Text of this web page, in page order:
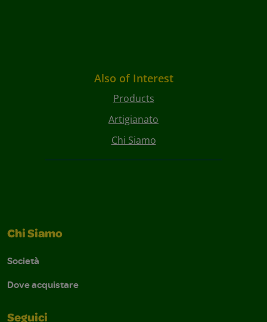
Also of Interest
Products
Artigianato
Chi Siamo
Chi Siamo
Società
Dove acquistare
Seguici